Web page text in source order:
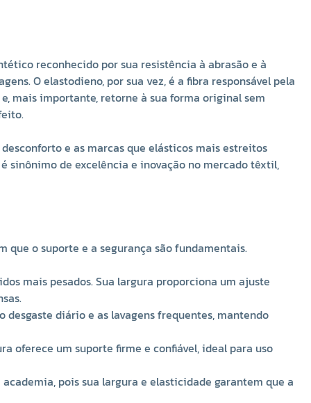
um material sintético reconhecido por sua resistência à
abrasão e à tração, o que significa que o elástico não se
deforma ou se desgasta facilmente, mesmo após o uso
contínuo e diversas lavagens. O elastodieno, por sua vez,
produto. Essa combinação garante que o elástico estique
de forma ideal para se moldar ao corpo e, mais
importante, retorne à sua forma original sem perder a
A largura de
é um diferencial significativo, pois
distribui a pressão de forma mais uniforme sobre a pele,
evitando o desconforto e as marcas que elásticos mais
estreitos podem causar. Isso o torna a escolha ideal para
roupas que serão usadas por longos períodos. Além disso,
a marca
é sinônimo de excelência e inovação no
mercado têxtil, garantindo que você está investindo em
um produto confiável e de alto desempenho que irá
valorizar suas criações.
reconhecido por sua resistência à abrasão e à
O elastodieno, por sua vez, é a fibra responsável pela
mais importante, retorne à sua forma original sem
e as marcas que elásticos mais estreitos
é sinônimo de excelência e inovação no mercado têxtil,
que o suporte e a segurança são fundamentais.
mais pesados. Sua largura proporciona um ajuste
desgaste diário e as lavagens frequentes, mantendo
oferece um suporte firme e confiável, ideal para uso
pois sua largura e elasticidade garantem que a